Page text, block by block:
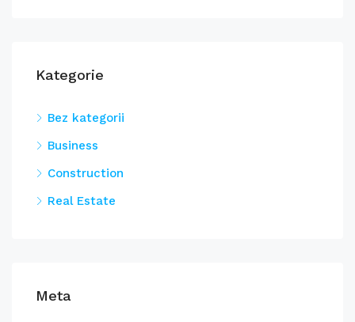
Kategorie
Bez kategorii
Business
Construction
Real Estate
Meta